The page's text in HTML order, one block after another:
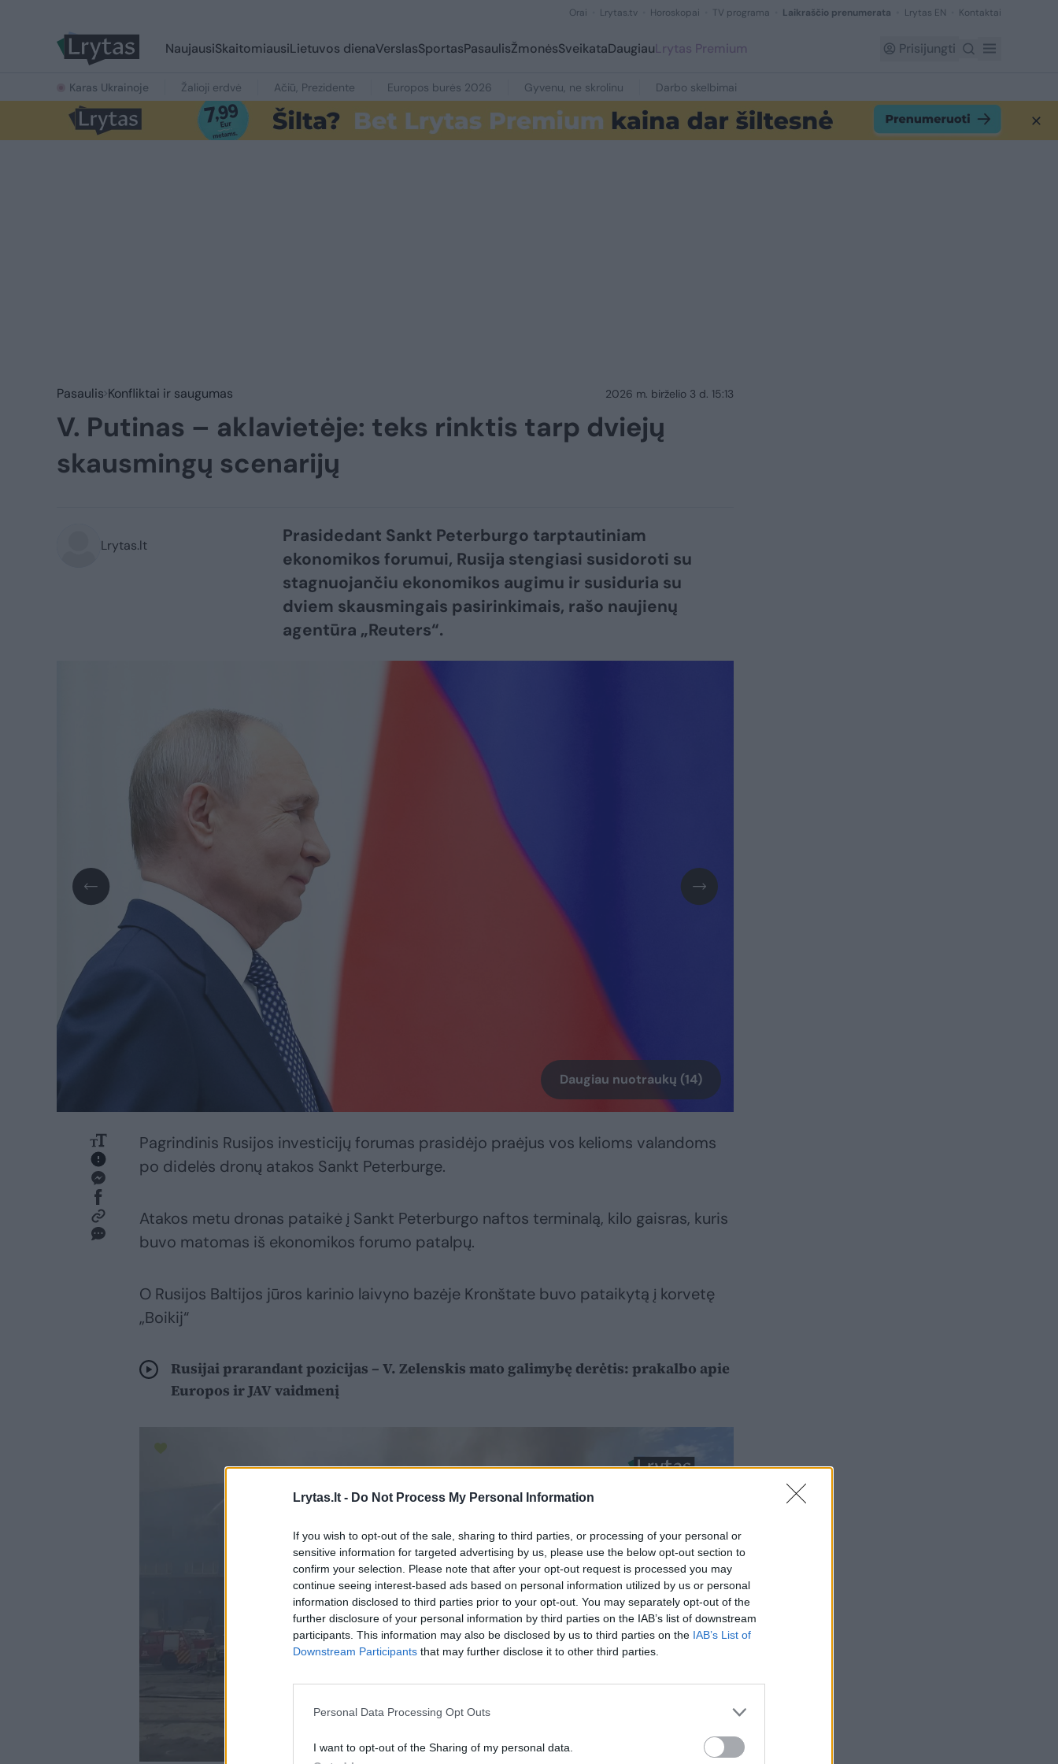
Lrytas.lt - Do Not Process My Personal Information
If you wish to opt-out of the sale, sharing to third parties, or processing of your personal or
sensitive information for targeted advertising by us, please use the below opt-out section to
confirm your selection. Please note that after your opt-out request is processed you may
continue seeing interest-based ads based on personal information utilized by us or personal
information disclosed to third parties prior to your opt-out. You may separately opt-out of the
further disclosure of your personal information by third parties on the IAB’s list of downstream
participants. This information may also be disclosed by us to third parties on the IAB’s List of
Downstream Participants that may further disclose it to other third parties.
Personal Data Processing Opt Outs
I want to opt-out of the Sharing of my personal data.
Orai Lrytas.tv Horoskopai TV programa Laikraščio prenumerata Lrytas EN Kontaktai
NaujausiSkaitomiausiLietuvos dienaVerslasSportasPasaulisŽmonėsSveikataDaugiauLrytas Premium Prisijungti
Karas Ukrainoje Žalioji erdvė Ačiū, Prezidente Europos burės 2026 Gyvenu, ne skrolinu Darbo skelbimai
Pasaulis Konfliktai ir saugumas 2026 m. birželio 3 d. 15:13
V. Putinas – aklavietėje: teks rinktis tarp dviejų
skausmingų scenarijų
Lrytas.lt
Prasidedant Sankt Peterburgo tarptautiniam
ekonomikos forumui, Rusija stengiasi susidoroti su
stagnuojančiu ekonomikos augimu ir susiduria su
dviem skausmingais pasirinkimais, rašo naujienų
agentūra „Reuters“.
Daugiau nuotraukų (14)
Pagrindinis Rusijos investicijų forumas prasidėjo praėjus vos kelioms valandoms
po didelės dronų atakos Sankt Peterburge.
Atakos metu dronas pataikė į Sankt Peterburgo naftos terminalą, kilo gaisras, kuris
buvo matomas iš ekonomikos forumo patalpų.
O Rusijos Baltijos jūros karinio laivyno bazėje Kronštate buvo pataikytą į korvetę
„Boikij“
Rusijai prarandant pozicijas – V. Zelenskis mato galimybę derėtis: prakalbo apie
Europos ir JAV vaidmenį